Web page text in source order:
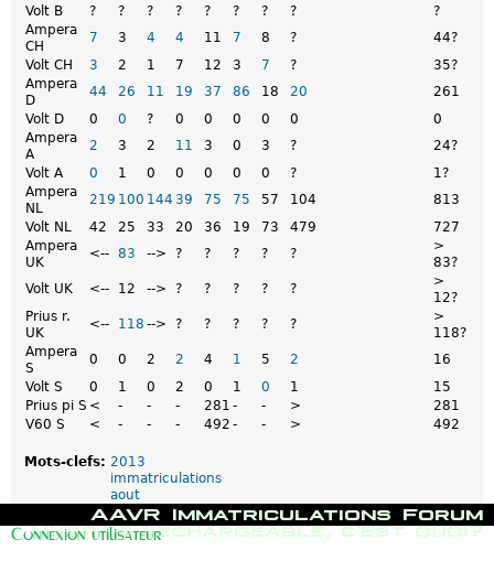
Volt B
? ? ? ? ? ? ? ?
?
Ampera
CH
7 3 4 4 11 7 8 ?
44?
Volt CH
3 2 1 7 12 3 7 ?
35?
Ampera
D
44 26 11 19 37 86 18 20
261
Volt D
0 0 ? 0 0 0 0 0
0
Ampera
A
2 3 2 11 3 0 3 ?
24?
Volt A
0 1 0 0 0 0 0 ?
1?
Ampera
NL
219 100 144 39 75 75 57 104
813
Volt NL
42 25 33 20 36 19 73 479
727
Ampera
UK
<-- 83 --> ? ? ? ? ?
>
83?
Volt UK
<-- 12 --> ? ? ? ? ?
>
12?
Prius r.
UK
<-- 118 --> ? ? ? ? ?
>
118?
Ampera
S
0 0 2 2 4 1 5 2
16
Volt S
0 1 0 2 0 1 0 1
15
Prius pi S < - - - 281 - - >
281
V60 S
< - - - 492 - - > 492
Mots-clefs: 2013
immatriculations
aout
M
e
Forum
Immatriculations
AAVR
Hybride rechargeable, c'est quoi?
Connexion utilisateur